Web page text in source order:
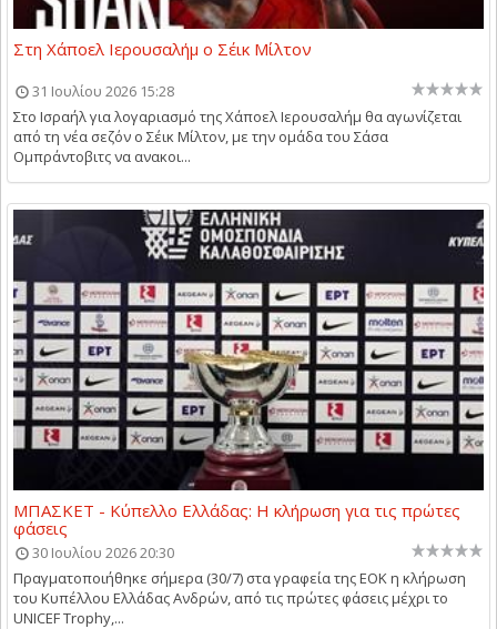
Στη Χάποελ Ιερουσαλήμ ο Σέικ Μίλτον
31 Ιουλίου 2026 15:28
Στο Ισραήλ για λογαριασμό της Χάποελ Ιερουσαλήμ θα αγωνίζεται
από τη νέα σεζόν ο Σέικ Μίλτον, με την ομάδα του Σάσα
Ομπράντοβιτς να ανακοι...
ΜΠΑΣΚΕΤ - Κύπελλο Ελλάδας: Η κλήρωση για τις πρώτες
φάσεις
30 Ιουλίου 2026 20:30
Πραγματοποιήθηκε σήμερα (30/7) στα γραφεία της ΕΟΚ η κλήρωση
του Κυπέλλου Ελλάδας Ανδρών, από τις πρώτες φάσεις μέχρι το
UNICEF Trophy,...